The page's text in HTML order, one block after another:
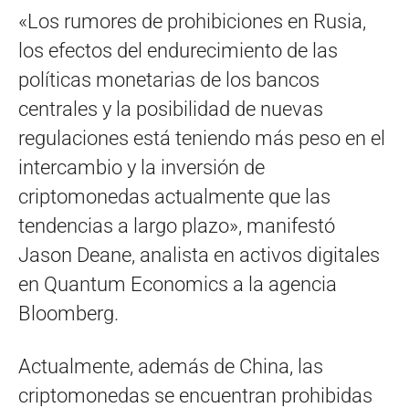
«Los rumores de prohibiciones en Rusia,
los efectos del endurecimiento de las
políticas monetarias de los bancos
centrales y la posibilidad de nuevas
regulaciones está teniendo más peso en el
intercambio y la inversión de
criptomonedas actualmente que las
tendencias a largo plazo», manifestó
Jason Deane, analista en activos digitales
en Quantum Economics a la agencia
Bloomberg.
Actualmente, además de China, las
criptomonedas se encuentran prohibidas